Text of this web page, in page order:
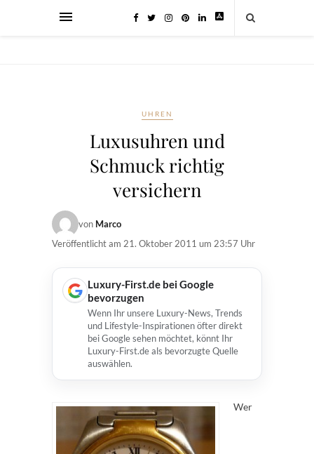
UHREN
Luxusuhren und
Schmuck richtig
versichern
von Marco
Veröffentlicht am 21. Oktober 2011 um 23:57 Uhr
Luxury-First.de bei Google
bevorzugen
Wenn Ihr unsere Luxury-News, Trends
und Lifestyle-Inspirationen öfter direkt
bei Google sehen möchtet, könnt Ihr
Luxury-First.de als bevorzugte Quelle
auswählen.
Wer